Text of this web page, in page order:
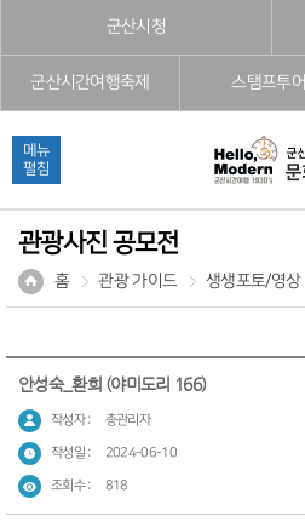
군산시청
군산시간여행축제 스탬프투어
메뉴
펼침
관광사진 공모전
홈 관광 가이드 생생포토/영상
안성숙_환희 (야미도리 166)
작성자 : 총관리자
작성일 : 2024-06-10
조회수 : 818